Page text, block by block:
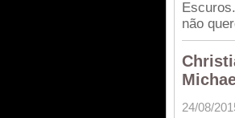
não
24/08/